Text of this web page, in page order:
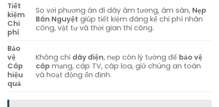
Tiết
kiệm
Chi
phí
So với phương án đi dây âm tường, âm sàn, Nẹp
Bán Nguyệt giúp tiết kiệm đáng kể chi phí nhân
công, vật tư và thời gian thi công.
Bảo
vệ
Cáp
hiệu
quả
Không chỉ dây điện, nẹp còn lý tưởng để bảo vệ
cáp mạng, cáp TV, cáp loa, giữ chúng an toàn
và hoạt động ổn định.